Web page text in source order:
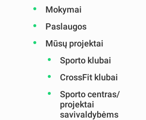
Mokymai
Paslaugos
Mūsų projektai
Sporto klubai
CrossFit klubai
Sporto centras/
projektai
savivaldybėms